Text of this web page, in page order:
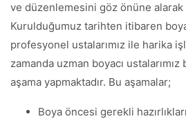
ve düzenlemesini göz önüne
Kurulduğumuz tarihten itibaren
profesyonel ustalarımız ile harika
zamanda uzman boyacı
aşama yapmaktadır. Bu aşamalar;
Boya öncesi gerekli